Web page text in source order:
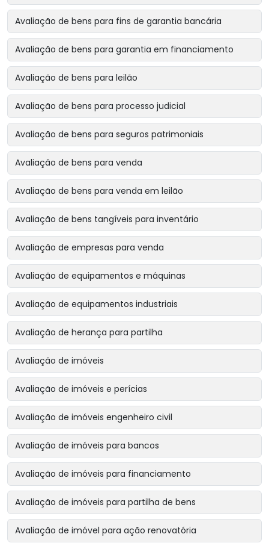
Avaliação de bens para fins de garantia bancária
Avaliação de bens para garantia em financiamento
Avaliação de bens para leilão
Avaliação de bens para processo judicial
Avaliação de bens para seguros patrimoniais
Avaliação de bens para venda
Avaliação de bens para venda em leilão
Avaliação de bens tangíveis para inventário
Avaliação de empresas para venda
Avaliação de equipamentos e máquinas
Avaliação de equipamentos industriais
Avaliação de herança para partilha
Avaliação de imóveis
Avaliação de imóveis e perícias
Avaliação de imóveis engenheiro civil
Avaliação de imóveis para bancos
Avaliação de imóveis para financiamento
Avaliação de imóveis para partilha de bens
Avaliação de imóvel para ação renovatória